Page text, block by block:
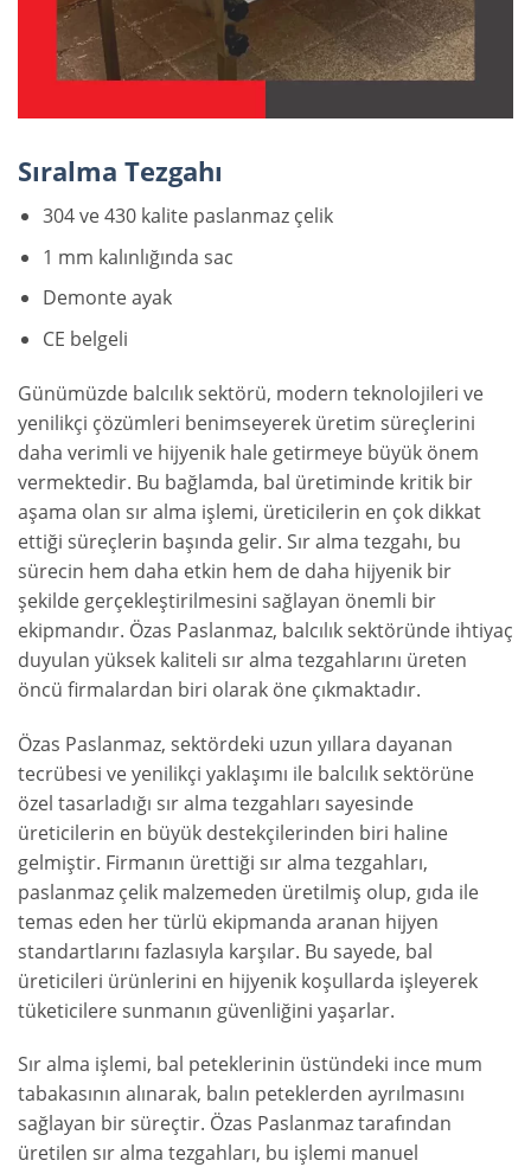
Sıralma Tezgahı
304 ve 430 kalite paslanmaz çelik
1 mm kalınlığında sac
Demonte ayak
CE belgeli
Günümüzde balcılık sektörü, modern teknolojileri ve
yenilikçi çözümleri benimseyerek üretim süreçlerini
daha verimli ve hijyenik hale getirmeye büyük önem
vermektedir. Bu bağlamda, bal üretiminde kritik bir
aşama olan sır alma işlemi, üreticilerin en çok dikkat
ettiği süreçlerin başında gelir. Sır alma tezgahı, bu
sürecin hem daha etkin hem de daha hijyenik bir
şekilde gerçekleştirilmesini sağlayan önemli bir
ekipmandır. Özas Paslanmaz, balcılık sektöründe ihtiyaç
duyulan yüksek kaliteli sır alma tezgahlarını üreten
öncü firmalardan biri olarak öne çıkmaktadır.
Özas Paslanmaz, sektördeki uzun yıllara dayanan
tecrübesi ve yenilikçi yaklaşımı ile balcılık sektörüne
özel tasarladığı sır alma tezgahları sayesinde
üreticilerin en büyük destekçilerinden biri haline
gelmiştir. Firmanın ürettiği sır alma tezgahları,
paslanmaz çelik malzemeden üretilmiş olup, gıda ile
temas eden her türlü ekipmanda aranan hijyen
standartlarını fazlasıyla karşılar. Bu sayede, bal
üreticileri ürünlerini en hijyenik koşullarda işleyerek
tüketicilere sunmanın güvenliğini yaşarlar.
Sır alma işlemi, bal peteklerinin üstündeki ince mum
tabakasının alınarak, balın peteklerden ayrılmasını
sağlayan bir süreçtir. Özas Paslanmaz tarafından
üretilen sır alma tezgahları, bu işlemi manuel